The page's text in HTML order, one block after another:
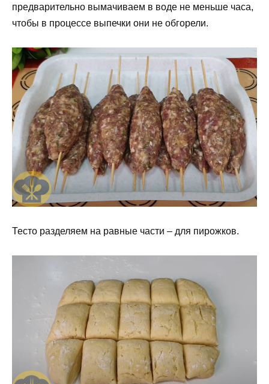
предварительно вымачиваем в воде не меньше часа,
чтобы в процессе выпечки они не обгорели.
Тесто разделяем на равные части – для пирожков.